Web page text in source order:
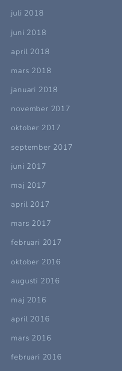
juli 2018
juni 2018
april 2018
mars 2018
januari 2018
november 2017
oktober 2017
september 2017
juni 2017
maj 2017
april 2017
mars 2017
februari 2017
oktober 2016
augusti 2016
maj 2016
april 2016
mars 2016
februari 2016